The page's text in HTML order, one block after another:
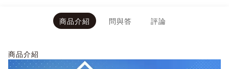
商品介紹 問與答 評論
商品介紹